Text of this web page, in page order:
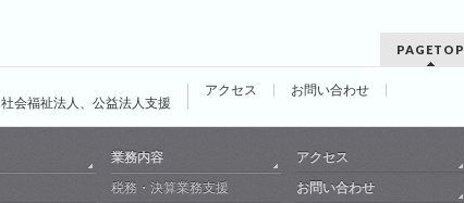
PAGETOP
社会福祉法人、公益法人支援
アクセス お問い合わせ
業務内容
税務・決算業務支援
アクセス
お問い合わせ